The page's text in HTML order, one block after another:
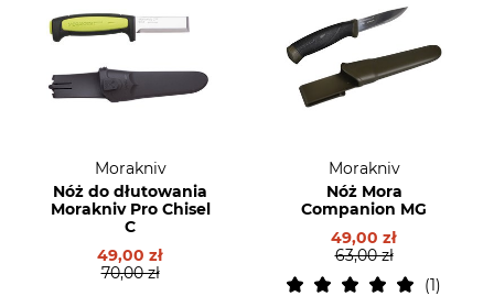
Morakniv
Nóż do dłutowania
Morakniv Pro Chisel
C
49,00 zł
70,00 zł
Morakniv
Nóż Mora
Companion MG
49,00 zł
63,00 zł
1